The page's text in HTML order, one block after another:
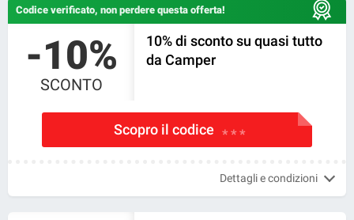
Codice verificato, non perdere questa offerta!
-10%
SCONTO
10% di sconto su quasi tutto
da Camper
Scopro il codice * * *
Dettagli e condizioni